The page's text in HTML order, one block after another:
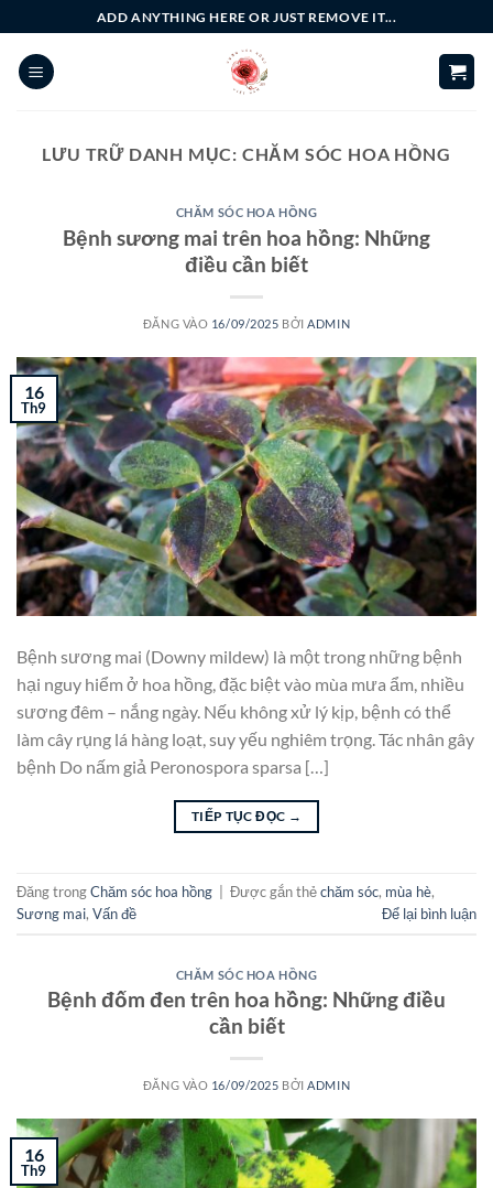
qua
nội
dung
ADD ANYTHING HERE OR JUST REMOVE IT...
LƯU TRỮ DANH MỤC: CHĂM SÓC HOA HỒNG
CHĂM SÓC HOA HỒNG
Bệnh sương mai trên hoa hồng: Những
điều cần biết
ĐĂNG VÀO 16/09/2025 BỞI ADMIN
16
Th9
Bệnh sương mai (Downy mildew) là một trong những bệnh
hại nguy hiểm ở hoa hồng, đặc biệt vào mùa mưa ẩm, nhiều
sương đêm – nắng ngày. Nếu không xử lý kịp, bệnh có thể
làm cây rụng lá hàng loạt, suy yếu nghiêm trọng. Tác nhân gây
bệnh Do nấm giả Peronospora sparsa […]
TIẾP TỤC ĐỌC →
Đăng trongChăm sóc hoa hồng Được gắn thẻchăm sóc, mùa hè,
Sương mai, Vấn đề Để lại bình luận
CHĂM SÓC HOA HỒNG
Bệnh đốm đen trên hoa hồng: Những điều
cần biết
ĐĂNG VÀO 16/09/2025 BỞIADMIN
16
Th9